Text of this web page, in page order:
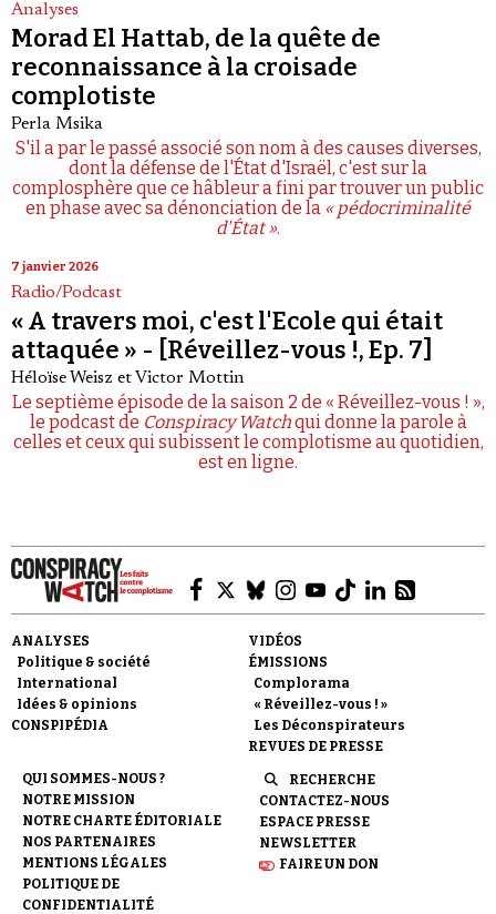
Analyses
Morad El Hattab, de la quête de
reconnaissance à la croisade
complotiste
Perla Msika
S'il a par le passé associé son nom à des causes diverses,
dont la défense de l'État d'Israël, c'est sur la
complosphère que ce hâbleur a fini par trouver un public
en phase avec sa dénonciation de la « pédocriminalité
d'État ».
7 janvier 2026
Radio/Podcast
« A travers moi, c'est l'Ecole qui était
attaquée » - [Réveillez-vous !, Ep. 7]
Héloïse Weisz et Victor Mottin
Le septième épisode de la saison 2 de « Réveillez-vous ! »,
le podcast de Conspiracy Watchqui donne la parole à
celles et ceux qui subissent le complotisme au quotidien,
est en ligne.
ANALYSES
Politique & société
International
Idées & opinions
CONSPIPÉDIA
VIDÉOS
ÉMISSIONS
Complorama
« Réveillez-vous ! »
Les Déconspirateurs
REVUES DE PRESSE
QUI SOMMES-NOUS ?
NOTRE MISSION
NOTRE CHARTE ÉDITORIALE
NOS PARTENAIRES
MENTIONS LÉGALES
POLITIQUE DE
CONFIDENTIALITÉ
RECHERCHE
CONTACTEZ-NOUS
ESPACE PRESSE
NEWSLETTER
FAIRE UN DON